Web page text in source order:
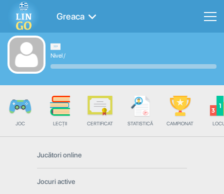
Greaca
Nivel/
JOC LECȚII CERTIFICAT STATISTICĂ CAMPIONAT
Jucători online
Jocuri active